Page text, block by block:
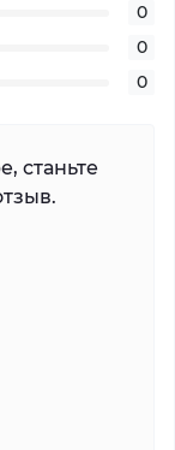
0
0
0
станьте